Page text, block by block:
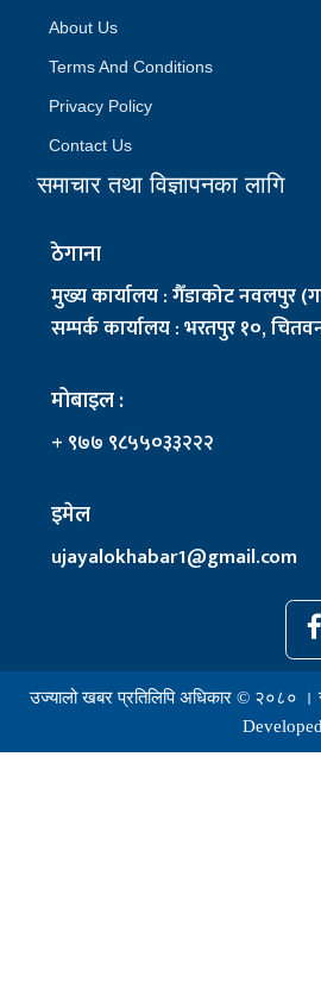
About Us
Terms And Conditions
Privacy Policy
Contact Us
समाचार तथा विज्ञापनका लागि
ठेगाना
मुख्य कार्यालय : गैँडाकोट नवलपुर
सम्पर्क कार्यालय : भरतपुर १०,
मोबाइल :
+ ९७७ ९८५५०३३२२२
इमेल
ujayalokhabar1@gmail.com
उज्यालो खबर प्रतिलिपि अधिकार © २०८० ।